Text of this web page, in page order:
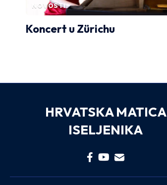
NOVOSTI
Koncert u Zürichu
HRVATSKA MATICA
ISELJENIKA